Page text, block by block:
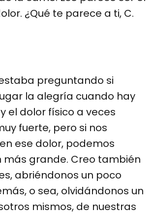
¿Qué te parece a ti, C.
preguntando si
la alegría cuando hay
el dolor físico a veces
fuerte, pero si nos
ese dolor, podemos
más grande. Creo también
abriéndonos un poco
o sea, olvidándonos un
mismos, de nuestras